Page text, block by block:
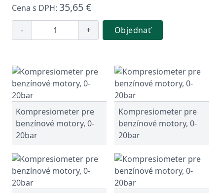
Cena s DPH: 35,65 €
- + Objednať
Kompresiometer pre
benzínové motory, 0-
20bar
Kompresiometer pre
benzínové motory, 0-
20bar